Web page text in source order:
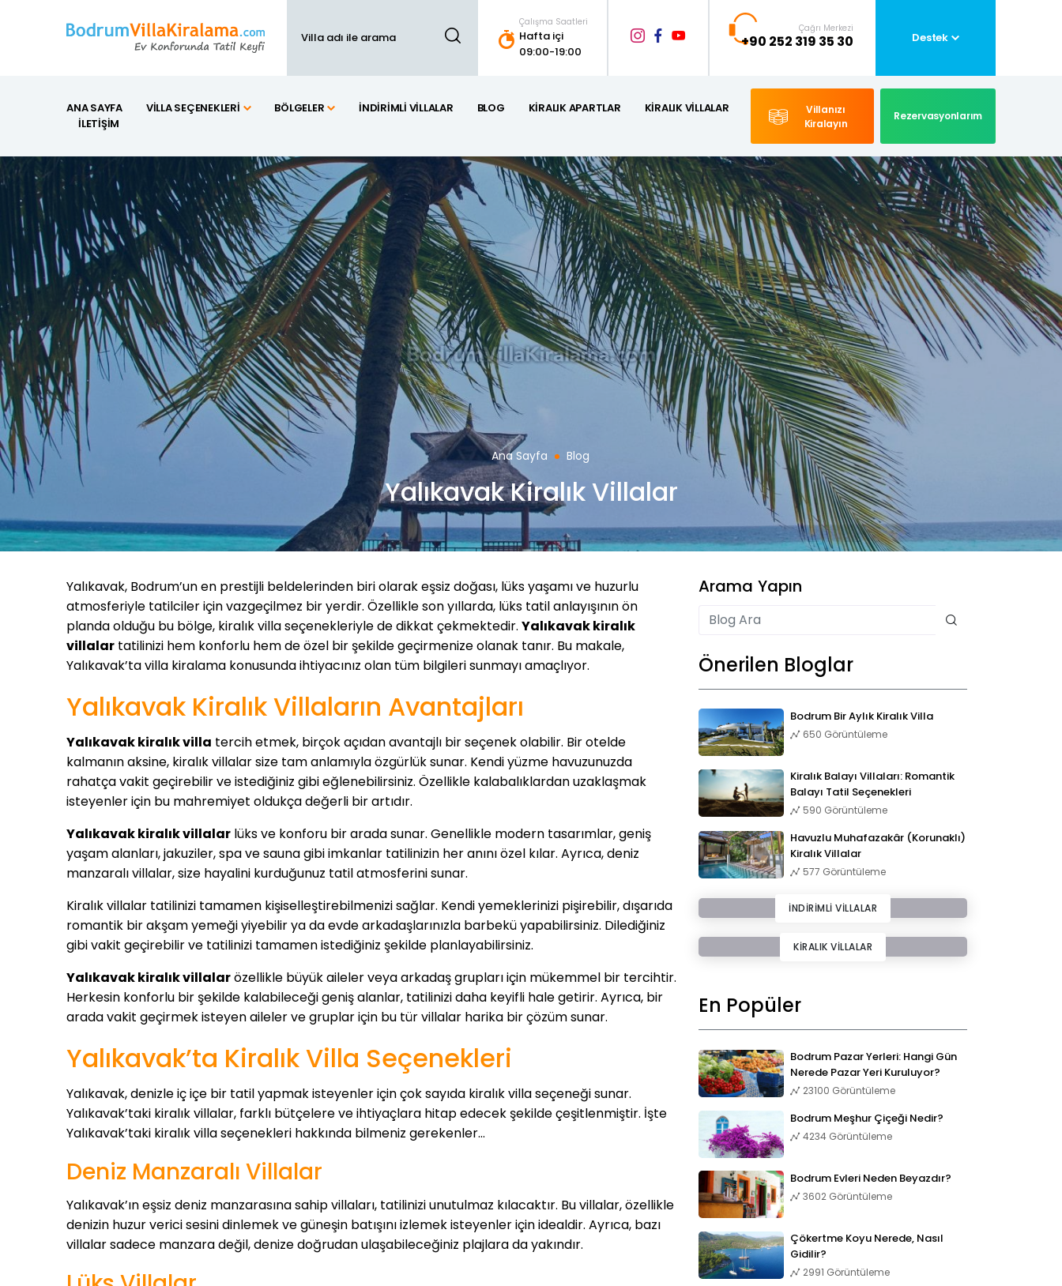
Çalışma Saatleri
Hafta içi
09:00-19:00
Çağrı Merkezi
+90 252 319 35 30 Destek
ANA SAYFA VILLA SEÇENEKLERI BÖLGELER İNDIRIMLI VILLALAR BLOG KIRALIK APARTLAR
KIRALIK VILLALAR
İLETIŞIM
Villanızı
Kiralayın
Rezervasyonlarım
Ana Sayfa Blog
Yalıkavak Kiralık Villalar
Yalıkavak, Bodrum’un en prestijli beldelerinden biri olarak eşsiz doğası, lüks yaşamı ve huzurlu
atmosferiyle tatilciler için vazgeçilmez bir yerdir. Özellikle son yıllarda, lüks tatil anlayışının ön
planda olduğu bu bölge, kiralık villa seçenekleriyle de dikkat çekmektedir. Yalıkavak kiralık
villalar tatilinizi hem konforlu hem de özel bir şekilde geçirmenize olanak tanır. Bu makale,
Yalıkavak’ta villa kiralama konusunda ihtiyacınız olan tüm bilgileri sunmayı amaçlıyor.
Yalıkavak Kiralık Villaların Avantajları
Yalıkavak kiralık villa tercih etmek, birçok açıdan avantajlı bir seçenek olabilir. Bir otelde
kalmanın aksine, kiralık villalar size tam anlamıyla özgürlük sunar. Kendi yüzme havuzunuzda
rahatça vakit geçirebilir ve istediğiniz gibi eğlenebilirsiniz. Özellikle kalabalıklardan uzaklaşmak
isteyenler için bu mahremiyet oldukça değerli bir artıdır.
Yalıkavak kiralık villalar lüks ve konforu bir arada sunar. Genellikle modern tasarımlar, geniş
yaşam alanları, jakuziler, spa ve sauna gibi imkanlar tatilinizin her anını özel kılar. Ayrıca, deniz
manzaralı villalar, size hayalini kurduğunuz tatil atmosferini sunar.
Kiralık villalar tatilinizi tamamen kişiselleştirebilmenizi sağlar. Kendi yemeklerinizi pişirebilir, dışarıda
romantik bir akşam yemeği yiyebilir ya da evde arkadaşlarınızla barbekü yapabilirsiniz. Dilediğiniz
gibi vakit geçirebilir ve tatilinizi tamamen istediğiniz şekilde planlayabilirsiniz.
Yalıkavak kiralık villalarözellikle büyük aileler veya arkadaş grupları için mükemmel bir tercihtir.
Herkesin konforlu bir şekilde kalabileceği geniş alanlar, tatilinizi daha keyifli hale getirir. Ayrıca, bir
arada vakit geçirmek isteyen aileler ve gruplar için bu tür villalar harika bir çözüm sunar.
Yalıkavak’ta Kiralık Villa Seçenekleri
Yalıkavak, denizle iç içe bir tatil yapmak isteyenler için çok sayıda kiralık villa seçeneği sunar.
Yalıkavak’taki kiralık villalar, farklı bütçelere ve ihtiyaçlara hitap edecek şekilde çeşitlenmiştir. İşte
Yalıkavak’taki kiralık villa seçenekleri hakkında bilmeniz gerekenler…
Deniz Manzaralı Villalar
Yalıkavak’ın eşsiz deniz manzarasına sahip villaları, tatilinizi unutulmaz kılacaktır. Bu villalar, özellikle
denizin huzur verici sesini dinlemek ve güneşin batışını izlemek isteyenler için idealdir. Ayrıca, bazı
villalar sadece manzara değil, denize doğrudan ulaşabileceğiniz plajlara da yakındır.
Arama Yapın
Önerilen Bloglar
Bodrum Bir Aylık Kiralık Villa
650 Görüntüleme
Kiralık Balayı Villaları: Romantik
Balayı Tatil Seçenekleri
590 Görüntüleme
Havuzlu Muhafazakâr (Korunaklı)
Kiralık Villalar
577 Görüntüleme
İNDİRİMLİ VİLLALAR
KİRALIK VİLLALAR
En Popüler
Bodrum Pazar Yerleri: Hangi Gün
Nerede Pazar Yeri Kuruluyor?
23100 Görüntüleme
Bodrum Meşhur Çiçeği Nedir?
4234 Görüntüleme
Bodrum Evleri Neden Beyazdır?
3602 Görüntüleme
Çökertme Koyu Nerede, Nasıl
Gidilir?
2991 Görüntüleme